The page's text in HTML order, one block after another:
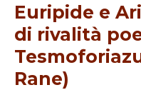
Euripide e
di rivalità
Rane)